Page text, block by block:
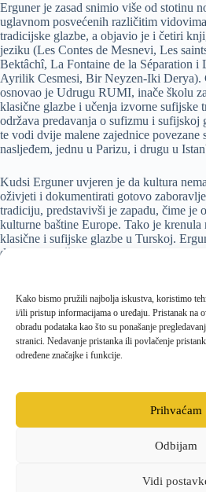
Kako bismo pružili najbolja iskustva, koristimo
i/ili pristup informacijama o uređaju. Pristanak na
obradu podataka kao što su ponašanje
stranici. Nedavanje pristanka ili povlačenje
određene značajke i funkcije.
Prihvaćam
Odbijam
Vidi
Erguner je zasad snimio više od stotinu
uglavnom posvećenih različitim
tradicijske glazbe, a objavio je i četiri
jeziku (Les Contes de Mesnevi, Les
Bektâchî, La Fontaine de la Séparation i
Ayrilik Cesmesi, Bir Neyzen-Iki Derya).
osnovao je Udrugu RUMI, inače školu
klasične glazbe i učenja izvorne sufijske
održava predavanja o sufizmu i sufijskoj
te vodi dvije malene zajednice povezane
nasljeđem, jednu u Parizu, i drugu u
Kudsi Erguner uvjeren je da kultura
oživjeti i dokumentirati gotovo
tradiciju, predstavivši je zapadu, čime je
kulturne baštine Europe. Tako je krenula
klasične i sufijske glazbe u Turskoj.
dodijeljen počasni doktorat na turskom
Glazbena priča Knezova Krčkih
već 26. srpnja u crkvi sv. Kvirina, i to
Serenissime – stoljeće sjaja, donoseći
talijanskog ansambla I Musicali Affetti